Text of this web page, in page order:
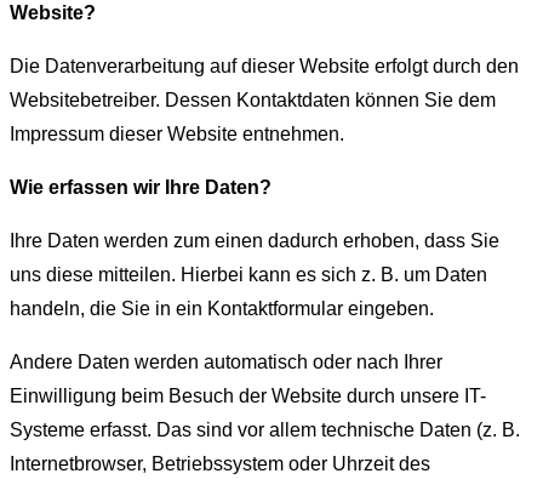
Website?
Die Datenverarbeitung auf dieser Website erfolgt durch den
Websitebetreiber. Dessen Kontaktdaten können Sie dem
Impressum dieser Website entnehmen.
Wie erfassen wir Ihre Daten?
Ihre Daten werden zum einen dadurch erhoben, dass Sie
uns diese mitteilen. Hierbei kann es sich z. B. um Daten
handeln, die Sie in ein Kontaktformular eingeben.
Andere Daten werden automatisch oder nach Ihrer
Einwilligung beim Besuch der Website durch unsere IT-
Systeme erfasst. Das sind vor allem technische Daten (z. B.
Internetbrowser, Betriebssystem oder Uhrzeit des